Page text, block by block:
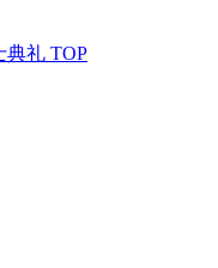
典礼 TOP